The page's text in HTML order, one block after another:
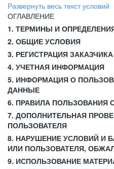
Развернуть весь текст условий
ОГЛАВЛЕНИЕ
1. ТЕРМИНЫ И
2. ОБЩИЕ УСЛОВИЯ
3. РЕГИСТРАЦИЯ
4. УЧЕТНАЯ ИНФОРМАЦИЯ
5. ИНФОРМАЦИЯ О
ДАННЫЕ
6. ПРАВИЛА ПОЛЬЗОВАНИЯ
7. ДОПОЛНИТЕЛЬНАЯ
ПОЛЬЗОВАТЕЛЯ
8. НАРУШЕНИЕ УСЛОВИЙ И
ИЛИ ПОЛЬЗОВАТЕЛЯ,
9. ИСПОЛЬЗОВАНИЕ